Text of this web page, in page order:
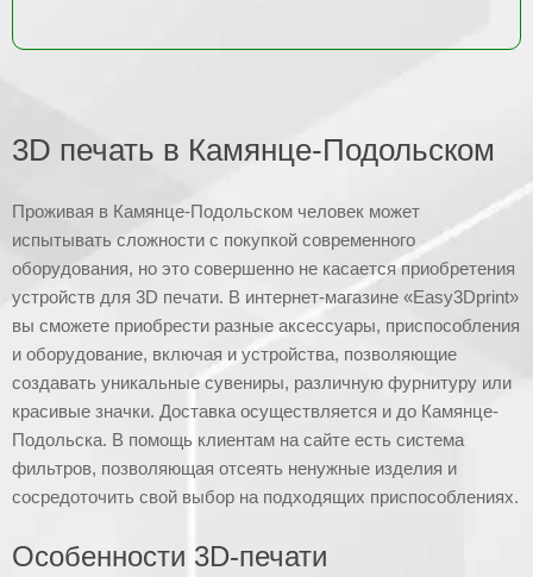
3D печать в Камянце-Подольском
Проживая в Камянце-Подольском человек может
испытывать сложности с покупкой современного
оборудования, но это совершенно не касается приобретения
устройств для 3D печати. В интернет-магазине «Easy3Dprint»
вы сможете приобрести разные аксессуары, приспособления
и оборудование, включая и устройства, позволяющие
создавать уникальные сувениры, различную фурнитуру или
красивые значки. Доставка осуществляется и до Камянце-
Подольска. В помощь клиентам на сайте есть система
фильтров, позволяющая отсеять ненужные изделия и
сосредоточить свой выбор на подходящих приспособлениях.
Особенности 3D-печати